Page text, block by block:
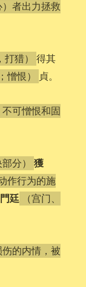
者出力拯救
打猎） 得其
憎恨） 貞。
可憎恨和固
分） 獲
作行为的施
門廷
（宫门、
的内情，被